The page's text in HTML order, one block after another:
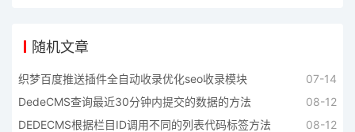
随机文章
织梦百度推送插件全自动收录优化seo收录模块
07-14
DedeCMS查询最近30分钟内提交的数据的方法
08-12
DEDECMS根据栏目ID调用不同的列表代码标签方法
08-12